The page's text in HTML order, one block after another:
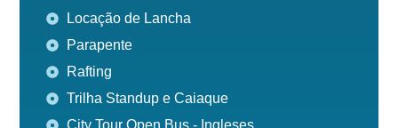
Locação de Lancha
Parapente
Rafting
Trilha Standup e Caiaque
City Tour Open Bus - Ingleses